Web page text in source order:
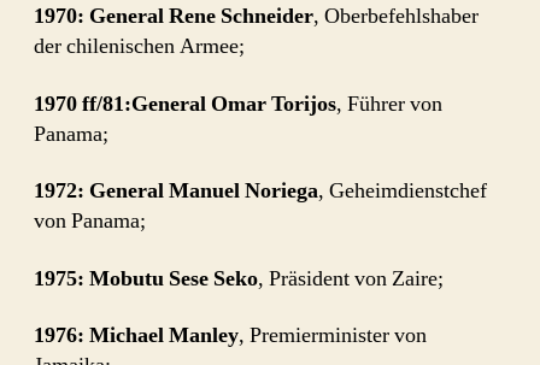
1970: General Rene Schneider, Oberbefehlshaber
der chilenischen Armee;
1970 ff/81:General Omar Torijos, Führer von
Panama;
1972: General Manuel Noriega, Geheimdienstchef
von Panama;
1975: Mobutu Sese Seko, Präsident von Zaire;
1976: Michael Manley, Premierminister von